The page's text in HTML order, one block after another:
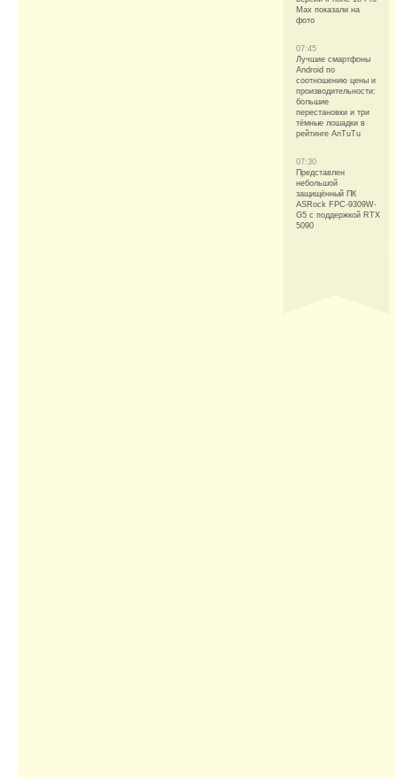
Max показали на
фото
07:45
Лучшие смартфоны
Android по
соотношению цены и
производительности:
большие
перестановки и три
тёмные лошадки в
рейтинге AnTuTu
07:30
Представлен
небольшой
защищённый ПК
ASRock FPC-9309W-
G5 с поддержкой RTX
5090